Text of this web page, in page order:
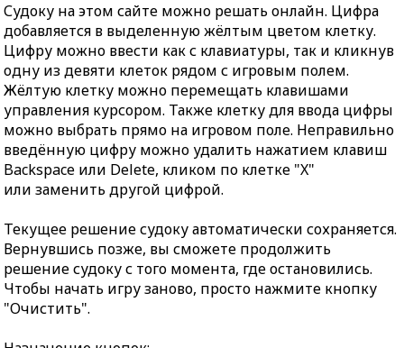
Судоку на этом сайте можно решать онлайн. Цифра
добавляется в выделенную жёлтым цветом клетку.
Цифру можно ввести как с клавиатуры, так и кликнув
одну из девяти клеток рядом с игровым полем.
Жёлтую клетку можно перемещать клавишами
управления курсором. Также клетку для ввода цифры
можно выбрать прямо на игровом поле. Неправильно
введённую цифру можно удалить нажатием клавиш
Backspace или Delete, кликом по клетке "X"
или заменить другой цифрой.
Текущее решение судоку автоматически сохраняется.
Вернувшись позже, вы сможете продолжить
решение судоку с того момента, где остановились.
Чтобы начать игру заново, просто нажмите кнопку
"Очистить".